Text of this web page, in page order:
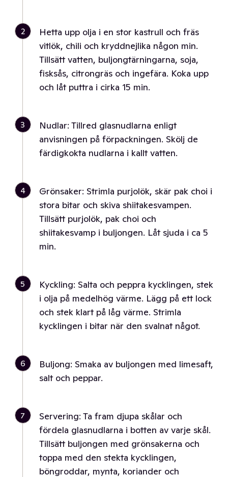
2
Hetta upp olja i en stor kastrull och fräs
vitlök, chili och kryddnejlika någon min.
Tillsätt vatten, buljongtärningarna, soja,
fisksås, citrongräs och ingefära. Koka upp
och låt puttra i cirka 15 min.
3
Nudlar: Tillred glasnudlarna enligt
anvisningen på förpackningen. Skölj de
färdigkokta nudlarna i kallt vatten.
4
Grönsaker: Strimla purjolök, skär pak choi i
stora bitar och skiva shiitakesvampen.
Tillsätt purjolök, pak choi och
shiitakesvamp i buljongen. Låt sjuda i ca 5
min.
5
Kyckling: Salta och peppra kycklingen, stek
i olja på medelhög värme. Lägg på ett lock
och stek klart på låg värme. Strimla
kycklingen i bitar när den svalnat något.
6
Buljong: Smaka av buljongen med limesaft,
salt och peppar.
7
Servering: Ta fram djupa skålar och
fördela glasnudlarna i botten av varje skål.
Tillsätt buljongen med grönsakerna och
toppa med den stekta kycklingen,
böngroddar, mynta, koriander och